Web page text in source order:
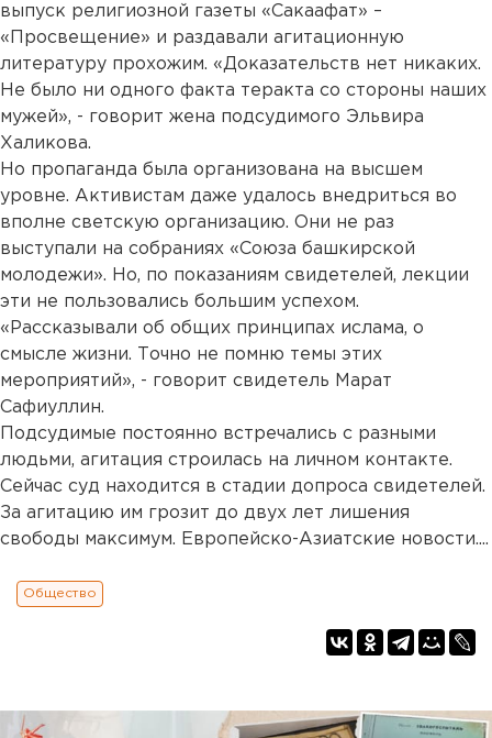
выпуск религиозной газеты «Сакаафат» –
«Просвещение» и раздавали агитационную
литературу прохожим. «Доказательств нет никаких.
Не было ни одного факта теракта со стороны наших
мужей», - говорит жена подсудимого Эльвира
Халикова.
Но пропаганда была организована на высшем
уровне. Активистам даже удалось внедриться во
вполне светскую организацию. Они не раз
выступали на собраниях «Союза башкирской
молодежи». Но, по показаниям свидетелей, лекции
эти не пользовались большим успехом.
«Рассказывали об общих принципах ислама, о
смысле жизни. Точно не помню темы этих
мероприятий», - говорит свидетель Марат
Сафиуллин.
Подсудимые постоянно встречались с разными
людьми, агитация строилась на личном контакте.
Сейчас суд находится в стадии допроса свидетелей.
За агитацию им грозит до двух лет лишения
свободы максимум. Европейско-Азиатские новости....
Общество